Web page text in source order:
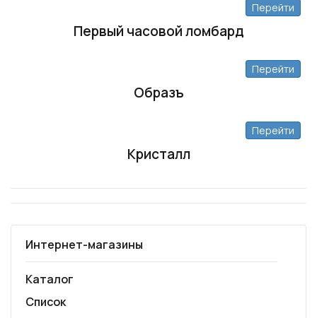
Первый часовой ломбард
Перейти
Образъ
Перейти
Кристалл
Перейти
Интернет-магазины
Каталог
Список